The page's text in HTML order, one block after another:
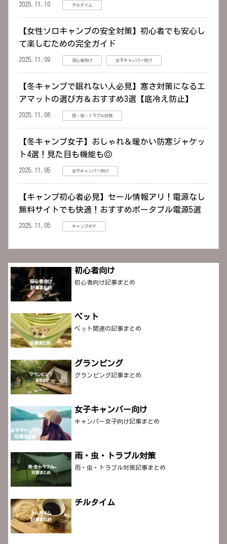
2025.11.10 チルタイム
【女性ソロキャンプの安全対策】初心者でも安心し
て楽しむための完全ガイド
2025.11.09 初心者向け 女子キャンパー向け
【冬キャンプで眠れない人必見】寒さ対策になるエ
アマットの選び方＆おすすめ3選【底冷え防止】
2025.11.06 雨・虫・トラブル対策
【冬キャンプ女子】おしゃれ＆暖かい防寒ジャケッ
ト4選！見た目も機能も◎
2025.11.05 女子キャンパー向け
【キャンプ初心者必見】セール情報アリ！電源なし
無料サイトでも快適！おすすめポータブル電源5選
2025.11.05 キャンプギア
初心者向け
初心者向け記事まとめ
ペット
ペット関連の記事まとめ
グランピング
グランピング記事まとめ
女子キャンパー向け
キャンパー女子向け記事まとめ
雨・虫・トラブル対策
雨・虫・トラブル対策記事まとめ
チルタイム